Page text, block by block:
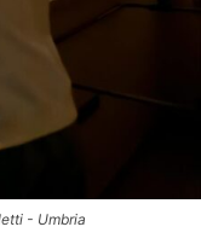
- Umbria